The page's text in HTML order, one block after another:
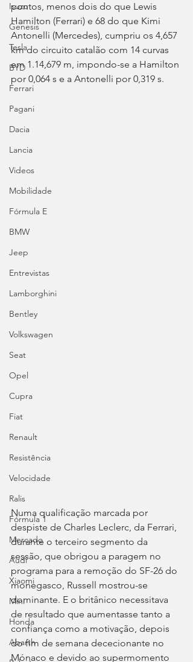
Isuzu
Genesis
Tesla
BYD
Ferrari
Pagani
Dacia
Lancia
Videos
Mobilidade
Fórmula E
BMW
Jeep
Entrevistas
Lamborghini
Bentley
Volkswagen
Seat
Opel
Cupra
Fiat
Renault
Resistência
Velocidade
Ralis
Fórmula 1
Mercado
Audi
Xiaomi
Mini
Honda
Abarth
pontos, menos dois do que Lewis
Hamilton (Ferrari) e 68 do que Kimi
Antonelli (Mercedes), cumpriu os 4,657
km do circuito catalão com 14 curvas
em 1.14,679 m, impondo-se a Hamilton
por 0,064 s e a Antonelli por 0,319 s.
Numa qualificação marcada por
despiste de Charles Leclerc, da Ferrari,
durante o terceiro segmento da
sessão, que obrigou a paragem no
programa para a remoção do SF-26 do
monegasco, Russell mostrou-se
dominante. E o britânico necessitava
de resultado que aumentasse tanto a
confiança como a motivação, depois
do fim de semana dececionante no
Mónaco e devido ao supermomento